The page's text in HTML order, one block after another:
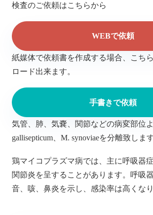
検査のご依頼はこちらから
WEBで依頼
紙媒体で依頼書を作成する場合、こち
ロード出来ます。
手書きで依頼
気管、肺、気嚢、関節などの病変部位よ
gallisepticum、M. synoviaeを分離致します
鶏マイコプラズマ病では、主に呼吸器
関節炎を呈することがあります。呼吸
音、咳、鼻炎を示し、感染率は高くなり